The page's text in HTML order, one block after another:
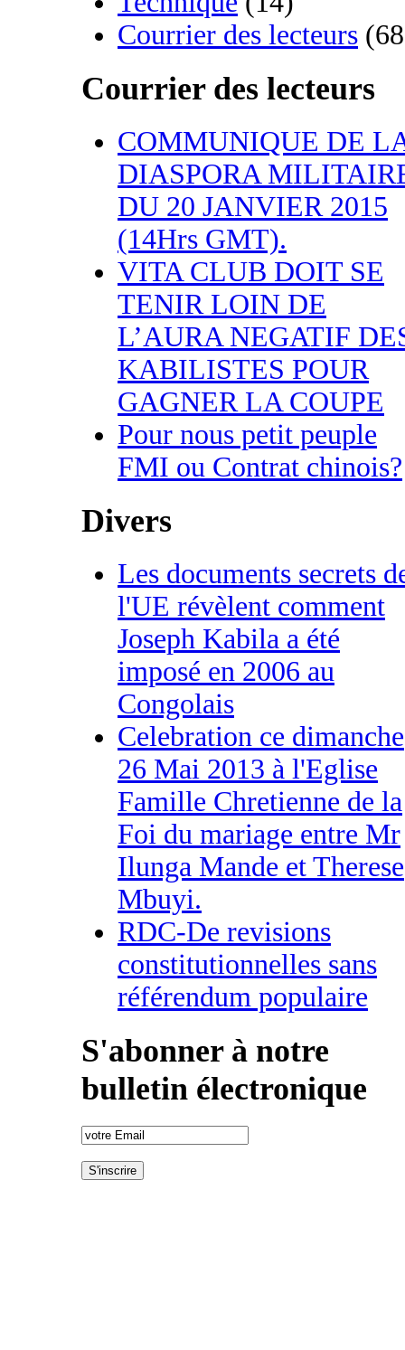
Courrier des lecteurs
Courrier des lecteurs
COMMUNIQUE DE
DIASPORA
DU 20 JANVIER 2015
(14Hrs GMT).
VITA CLUB DOIT SE
TENIR LOIN DE
L’AURA NEGATIF
KABILISTES POUR
GAGNER LA COUPE
Pour nous petit peuple
FMI ou Contrat chinois?
Divers
Les documents secrets
l'UE révèlent comment
Joseph Kabila a été
imposé en 2006 au
Congolais
Celebration ce dimanche
26 Mai 2013 à l'Eglise
Famille Chretienne de la
Foi du mariage entre Mr
Ilunga Mande et Therese
Mbuyi.
RDC-De revisions
constitutionnelles sans
référendum populaire
S'abonner à notre
bulletin électronique